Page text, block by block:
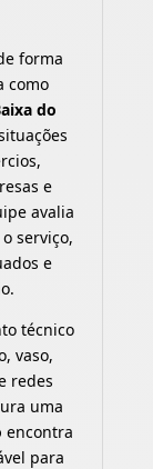
forma
como
do
e
avalia
serviço,
e
técnico
vaso,
redes
uma
encontra
para